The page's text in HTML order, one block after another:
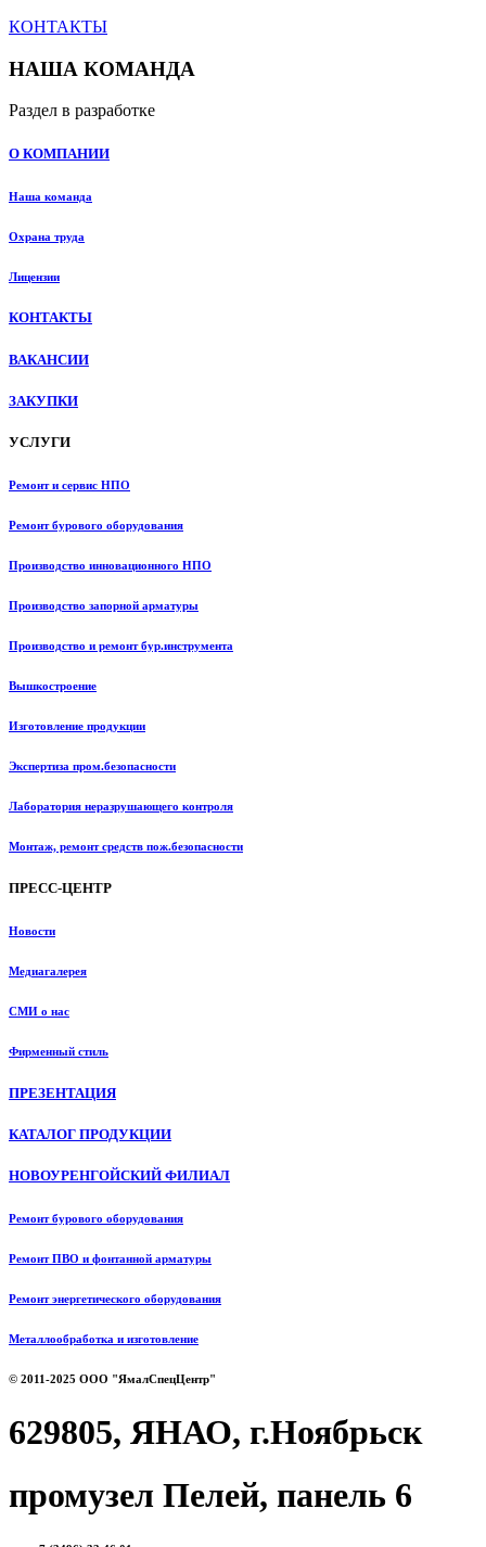
КОНТАКТЫ
НАША КОМАНДА
Раздел в разработке
О КОМПАНИИ
Наша команда
Охрана труда
Лицензии
КОНТАКТЫ
ВАКАНСИИ
ЗАКУПКИ
УСЛУГИ
Ремонт и сервис НПО
Ремонт бурового оборудования
Производство инновационного НПО
Производство запорной арматуры
Производство и ремонт бур.инструмента
Вышкостроение
Изготовление продукции
Экспертиза пром.безопасности
Лаборатория неразрушающего контроля
Монтаж, ремонт средств пож.безопасности
ПРЕСС-ЦЕНТР
Новости
Медиагалерея
СМИ о нас
Фирменный стиль
ПРЕЗЕНТАЦИЯ
КАТАЛОГ ПРОДУКЦИИ
НОВОУРЕНГОЙСКИЙ ФИЛИАЛ
Ремонт бурового оборудования
Ремонт ПВО и фонтанной арматуры
Ремонт энергетического оборудования
Металлообработка и изготовление
© 2011-2025 ООО "ЯмалСпецЦентр"
629805, ЯНАО, г.Ноябрьск
промузел Пелей, панель 6